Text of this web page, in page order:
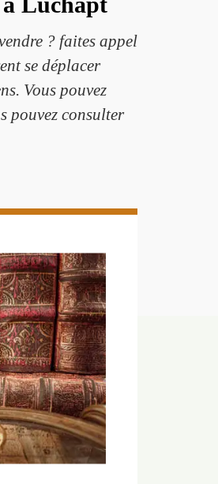
? faites appel
se déplacer
Vous pouvez
pouvez consulter